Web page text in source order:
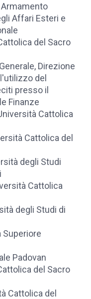
Affari Esteri e
del Sacro
Direzione
del
presso il
Finanze
Cattolica
Cattolica del
degli Studi
Cattolica
degli Studi di
Superiore
Padovan
del Sacro
Cattolica del